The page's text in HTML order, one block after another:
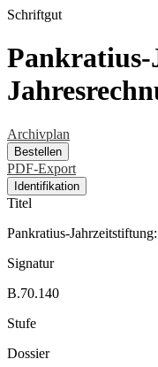
Schriftgut
Archivplan
Bestellen
PDF-Export
Identifikation
Titel
Pankratius-
Signatur
B.70.140
Stufe
Dossier